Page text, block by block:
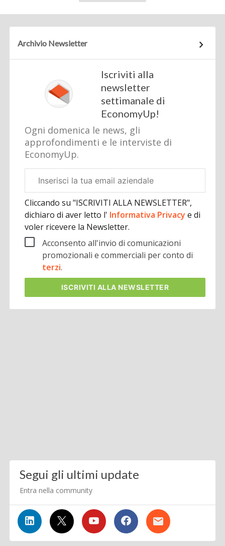
Archivio Newsletter
Iscriviti alla
newsletter
settimanale di
EconomyUp!
Ogni domenica le news, gli
approfondimenti e le interviste di
EconomyUp.
aziendale
Cliccando su "ISCRIVITI ALLA NEWSLETTER",
dichiaro di aver letto l' Informativa Privacye di
voler ricevere la Newsletter.
Acconsento all'invio di comunicazioni
promozionali e commerciali per conto di
terzi.
ISCRIVITI ALLA NEWSLETTER
Segui gli ultimi update
Entra nella community